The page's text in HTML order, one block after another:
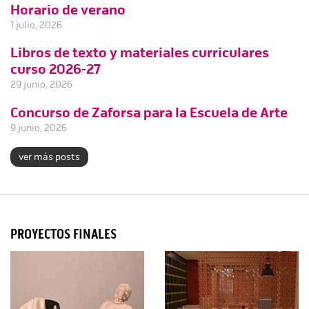
Horario de verano
1 julio, 2026
Libros de texto y materiales curriculares
curso 2026-27
29 junio, 2026
Concurso de Zaforsa para la Escuela de Arte
9 junio, 2026
ver más posts
PROYECTOS FINALES